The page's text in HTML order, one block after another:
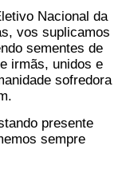
Nacional da
vos suplicamos
sementes de
irmãs, unidos e
sofredora
presente
sempre